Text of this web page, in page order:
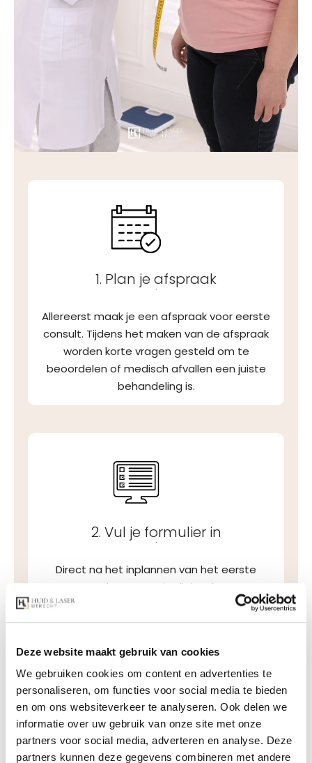
Deze website maakt gebruik van cookies
We gebruiken cookies om content en advertenties te
personaliseren, om functies voor social media te bieden
en om ons websiteverkeer te analyseren. Ook delen we
informatie over uw gebruik van onze site met onze
partners voor social media, adverteren en analyse. Deze
partners kunnen deze gegevens combineren met andere
1. Plan je afspraak
.
Allereerst maak je een afspraak voor eerste
consult. Tijdens het maken van de afspraak
worden korte vragen gesteld om te
beoordelen of medisch afvallen een juiste
behandeling is.
2. Vul je formulier in
.
Direct na het inplannen van het eerste
consult ontvang je digitaal een
inschrijfformulier per e-mail. Dit formulier dien
je voorafgaand aan het eerste consult in te